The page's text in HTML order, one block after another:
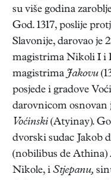
su više godina
God. 1317, poslije
Slavonije, darovao je
magistrima Nikoli I i
magistrima Jakovu
posjede i gradove
darovnicom osnovan
Voćinski (Atyinay).
dvorski sudac Jakob
(nobilibus de Athina)
Nikole, i Stjepanu,